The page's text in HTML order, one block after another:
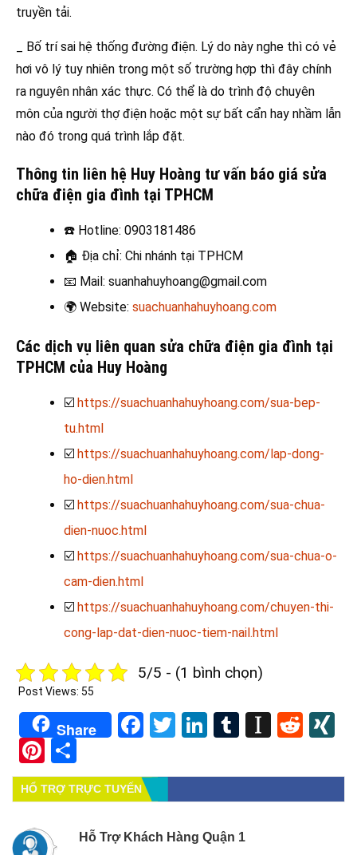
truyền tải.
_ Bố trí sai hệ thống đường điện. Lý do này nghe thì có vẻ
hơi vô lý tuy nhiên trong một số trường hợp thì đây chính
ra nguyên nhân xác thực. Có thể là do trình độ chuyên
môn của người thợ điện hoặc một sự bất cẩn hay nhầm lẫn
nào đó trong quá trình lắp đặt.
Thông tin liên hệ Huy Hoàng tư vấn báo giá sửa
chữa điện gia đình tại TPHCM
☎️ Hotline: 0903181486
🏠 Địa chỉ: Chi nhánh tại TPHCM
📧 Mail: suanhahuyhoang@gmail.com
🌍 Website: suachuanhahuyhoang.com
Các dịch vụ liên quan sửa chữa điện gia đình tại
TPHCM của Huy Hoàng
☑️ https://suachuanhahuyhoang.com/sua-bep-
tu.html
☑️ https://suachuanhahuyhoang.com/lap-dong-
ho-dien.html
☑️ https://suachuanhahuyhoang.com/sua-chua-
dien-nuoc.html
☑️ https://suachuanhahuyhoang.com/sua-chua-o-
cam-dien.html
☑️ https://suachuanhahuyhoang.com/chuyen-thi-
cong-lap-dat-dien-nuoc-tiem-nail.html
5/5 - (1 bình chọn)
Post Views: 55
Share Facebook
TwitterLinkedIn
Tumblr
Pinterest
HỔ TRỢ TRỰC TUYẾN
Hỗ Trợ Khách Hàng Quận 1